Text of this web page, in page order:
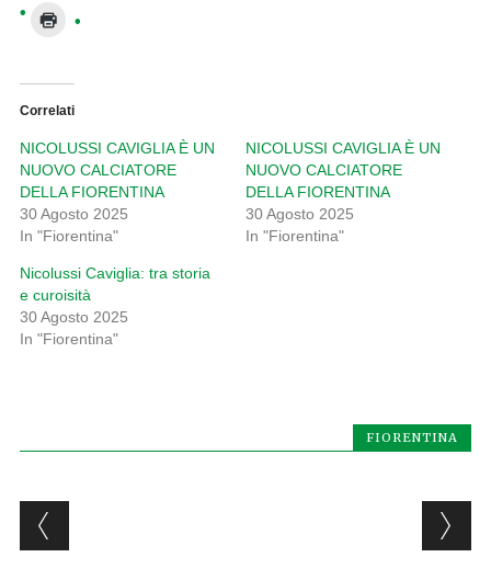
Correlati
NICOLUSSI CAVIGLIA È UN
NUOVO CALCIATORE
DELLA FIORENTINA
30 Agosto 2025
In "Fiorentina"
NICOLUSSI CAVIGLIA È UN
NUOVO CALCIATORE
DELLA FIORENTINA
30 Agosto 2025
In "Fiorentina"
Nicolussi Caviglia: tra storia
e curoisità
30 Agosto 2025
In "Fiorentina"
FIORENTINA
Post navigation